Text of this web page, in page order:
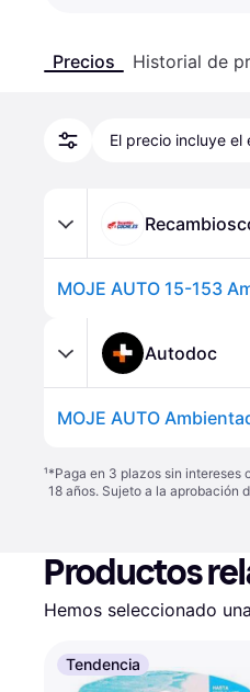
Precios Historial de
El precio incluye el
Autodoc
MOJE AUTO
¹*Paga en 3 plazos sin intereses
18 años. Sujeto a la aprobación
Productos
Hemos seleccionado
Tendencia